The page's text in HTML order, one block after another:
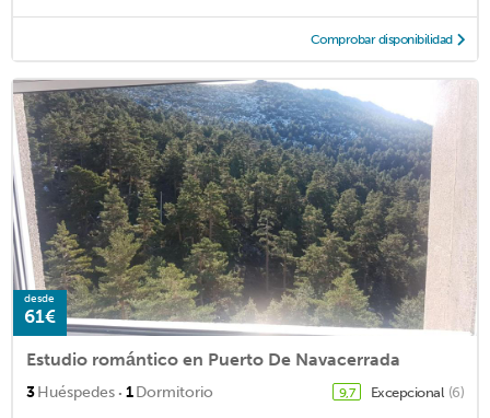
Comprobar disponibilidad
desde
61€
Estudio romántico en Puerto De Navacerrada
3Huéspedes · 1Dormitorio 9,7 Excepcional (6)